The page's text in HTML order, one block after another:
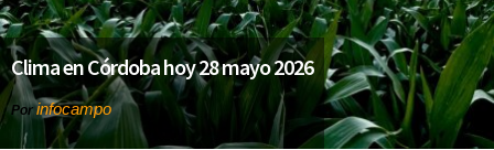
Clima en Córdoba hoy 28 mayo 2026
Por infocampo